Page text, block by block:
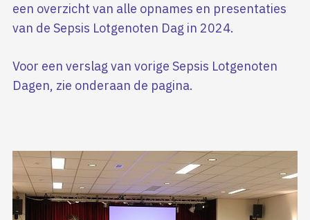
een overzicht van alle opnames en presentaties
van de Sepsis Lotgenoten Dag in 2024.
Voor een verslag van vorige Sepsis Lotgenoten
Dagen, zie onderaan de pagina.